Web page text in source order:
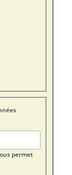
permet